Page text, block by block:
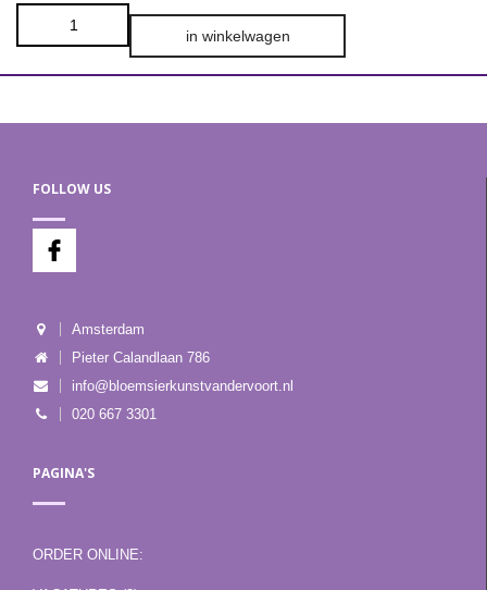
in winkelwagen
FOLLOW US
Amsterdam
Pieter Calandlaan 786
info@bloemsierkunstvandervoort.nl
020 667 3301
PAGINA'S
ORDER ONLINE: